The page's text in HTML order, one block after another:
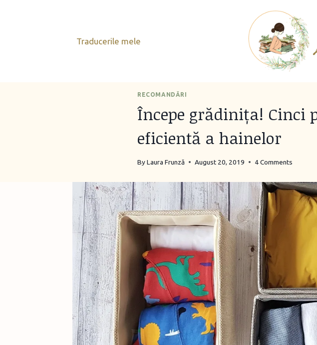
Traducerile mele
RECOMANDĂRI
Începe grădinița! Cinci
eficientă a hainelor
ByLaura Frunză August 20, 2019 4 Comments